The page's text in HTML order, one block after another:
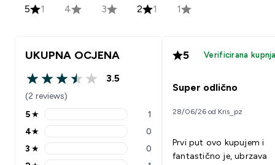
5 1 4 3 2 1 1
UKUPNA OCJENA
3.5 out of 5 stars
3.5
(2 reviews)
5 stars rating 1 reviews
5★ 1
4 stars rating 0 reviews
4★ 0
3 stars rating 0 reviews
3 ★ 0
5 Verificirana
Super odlično
28/06/26 od Kris_pz
Prvi put ovo kupujem i
fantastično je, ubrzava